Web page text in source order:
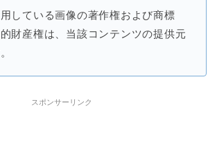
している画像の著作権および商標
財産権は、当該コンテンツの提供元
スポンサーリンク